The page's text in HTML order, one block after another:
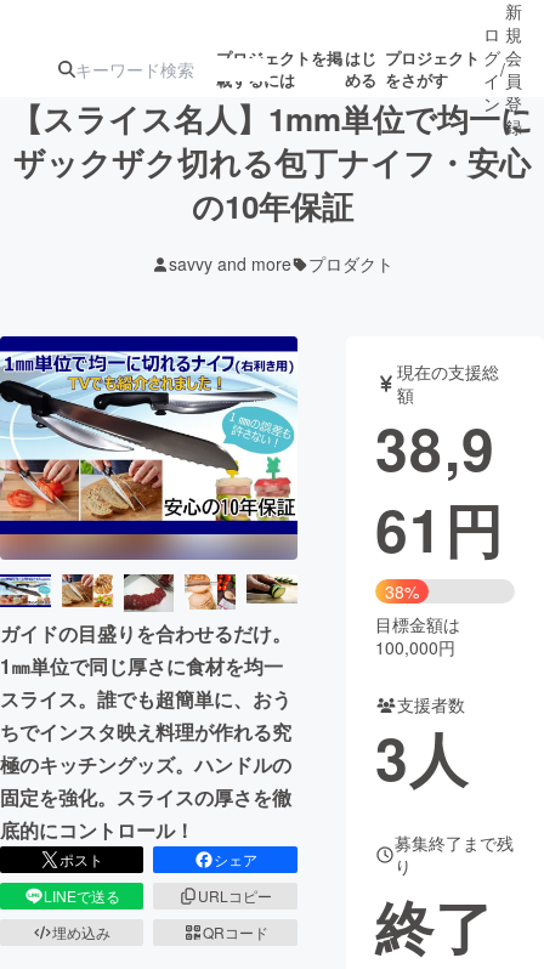
プロジェクトを掲
載するには
はじ
める
プロジェクト
をさがす
注目の新着プロ募集終了が近いプ
テクノロジー・ガジェット
映像・映画 書籍・雑誌
ビジネス・起業 チャレンジ
まちづくり・地域活性化
CAMPFIRE for Social Good
CAMPFIRE Creation
CAMPFIREふるさと納税machi-ya コミュニティ
ロ
グ
イ
ン
/
新
規
会
員
登
録
【スライス名人】1mm単位で均一に
ザックザク切れる包丁ナイフ・安心
の10年保証
savvy and more プロダクト
ガイドの目盛りを合わせるだけ。
1㎜単位で同じ厚さに食材を均一
スライス。誰でも超簡単に、おう
ちでインスタ映え料理が作れる究
極のキッチングッズ。ハンドルの
固定を強化。スライスの厚さを徹
底的にコントロール！
ポスト
シェア
LINEで送る
URLコピー
埋め込み
QRコード
現在の支援総
額
38,9
61 円
38%
目標金額は
100,000円
支援者数
3人
募集終了まで残
り
終了